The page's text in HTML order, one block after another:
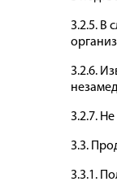
3.2.5. В
3.2.6.
3.2.7.
3.3.
3.3.1.